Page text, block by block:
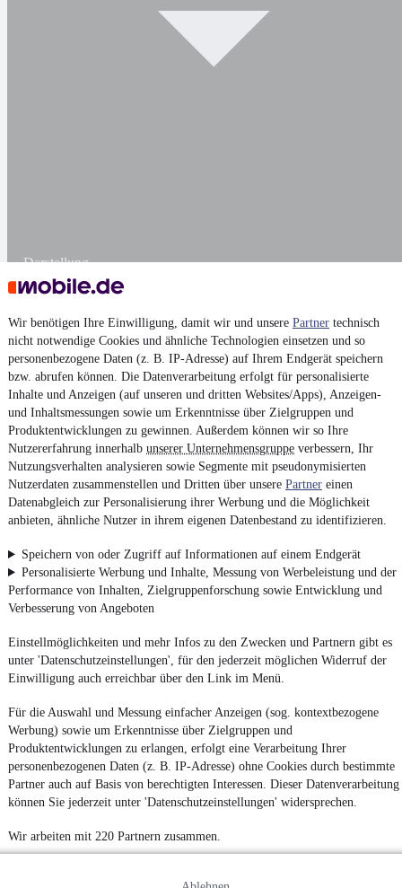
Wir benötigen Ihre Einwilligung, damit wir und unsere Partner technisch
nicht notwendige Cookies und ähnliche Technologien einsetzen und so
personenbezogene Daten (z. B. IP-Adresse) auf Ihrem Endgerät speichern
bzw. abrufen können. Die Datenverarbeitung erfolgt für personalisierte
Inhalte und Anzeigen (auf unseren und dritten Websites/Apps), Anzeigen-
und Inhaltsmessungen sowie um Erkenntnisse über Zielgruppen und
Produktentwicklungen zu gewinnen. Außerdem können wir so Ihre
Nutzererfahrung innerhalb unserer Unternehmensgruppe verbessern, Ihr
Nutzungsverhalten analysieren sowie Segmente mit pseudonymisierten
Nutzerdaten zusammenstellen und Dritten über unsere Partner einen
Datenabgleich zur Personalisierung ihrer Werbung und die Möglichkeit
anbieten, ähnliche Nutzer in ihrem eigenen Datenbestand zu identifizieren.
Speichern von oder Zugriff auf Informationen auf einem Endgerät
Personalisierte Werbung und Inhalte, Messung von Werbeleistung und der
Performance von Inhalten, Zielgruppenforschung sowie Entwicklung und
Verbesserung von Angeboten
Einstellmöglichkeiten und mehr Infos zu den Zwecken und Partnern gibt es
unter 'Datenschutzeinstellungen', für den jederzeit möglichen Widerruf der
Einwilligung auch erreichbar über den Link im Menü.
Für die Auswahl und Messung einfacher Anzeigen (sog. kontextbezogene
Werbung) sowie um Erkenntnisse über Zielgruppen und
Produktentwicklungen zu erlangen, erfolgt eine Verarbeitung Ihrer
personenbezogenen Daten (z. B. IP-Adresse) ohne Cookies durch bestimmte
Partner auch auf Basis von berechtigten Interessen. Dieser Datenverarbeitung
können Sie jederzeit unter 'Datenschutzeinstellungen' widersprechen.
Wir arbeiten mit 220 Partnern zusammen.
Darstellung